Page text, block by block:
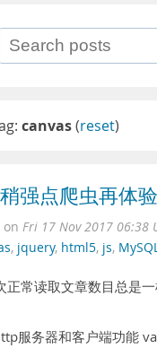
canvas(reset)
强点爬虫再体验
on Fri 17 Nov 2017 06:38
, jquery, html5, js,
正常读取文章数目总是
服务器和客户端功能